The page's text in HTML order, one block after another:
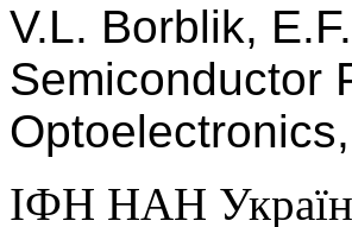
V.L. Borblik, E.F.
Semiconductor
ІФН НАН